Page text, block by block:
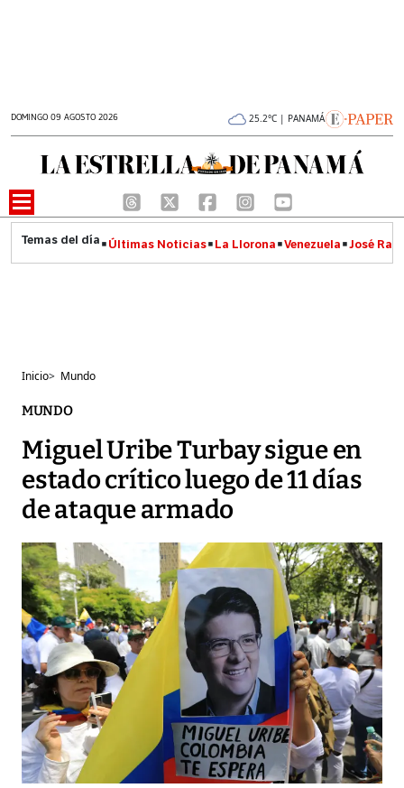
DOMINGO 09 AGOSTO 2026 25.2°C | PANAMÁ
Últimas Noticias La Llorona Venezuela José
Inicio> Mundo
MUNDO
Miguel Uribe Turbay sigue en
estado crítico luego de 11 días
de ataque armado